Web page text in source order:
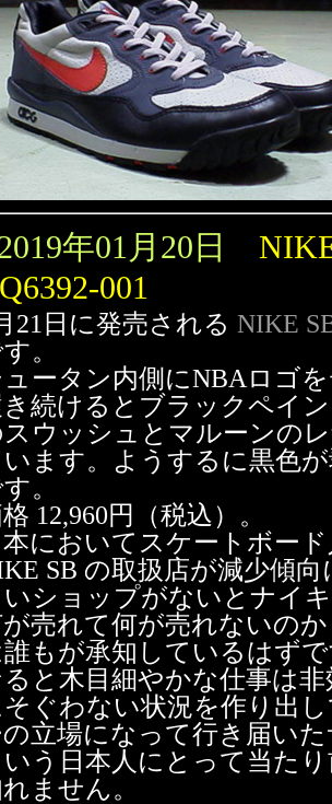
年01月20日
001
21日に発売される NIKE
。
ュータン内側にNBAロゴ
き続けるとブラックペイ
ウッシュとマルーンの
ます。ようするに黒色
。
12,960円（税込）。
本においてスケートボー
SB の取扱店が減少傾
いショップがないとナイ
売れて何が売れないの
もが承知しているはず
と木目細やかな仕事は
そぐわない状況を作り出
の立場になって行き届い
いう日本人にとって当た
ません。